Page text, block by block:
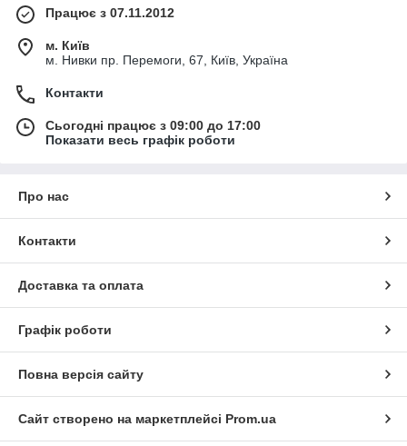
Працює з 07.11.2012
м. Київ
м. Нивки пр. Перемоги, 67, Київ, Україна
Контакти
Сьогодні працює з 09:00 до 17:00
Показати весь графік роботи
Про нас
Контакти
Доставка та оплата
Графік роботи
Повна версія сайту
Сайт створено на маркетплейсі Prom.ua